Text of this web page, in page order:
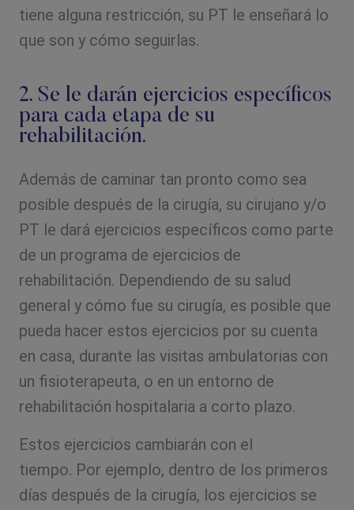
tiene alguna restricción, su PT le enseñará lo
que son y cómo seguirlas.
2. Se le darán ejercicios específicos
para cada etapa de su
rehabilitación.
Además de caminar tan pronto como sea
posible después de la cirugía, su cirujano y/o
PT le dará ejercicios específicos como parte
de un programa de ejercicios de
rehabilitación. Dependiendo de su salud
general y cómo fue su cirugía, es posible que
pueda hacer estos ejercicios por su cuenta
en casa, durante las visitas ambulatorias con
un fisioterapeuta, o en un entorno de
rehabilitación hospitalaria a corto plazo.
Estos ejercicios cambiarán con el
tiempo. Por ejemplo, dentro de los primeros
días después de la cirugía, los ejercicios se